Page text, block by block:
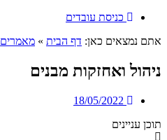
כניסת עובדים
אתם נמצאים כאן: דף הבית » מאמרים
ניהול ואחזקות מבנים
18/05/2022
תוכן עניינים